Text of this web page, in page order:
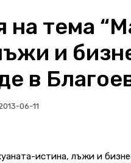
на тема
и
в
06-11
истина, лъжи и